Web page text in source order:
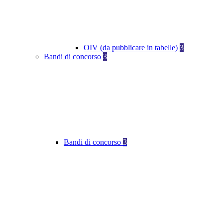
OIV (da pubblicare in tabelle) 3
Bandi di concorso 3
Bandi di concorso 3